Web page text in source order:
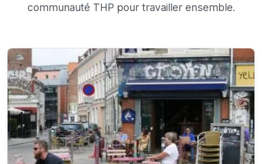
communauté THP pour travailler ensemble.